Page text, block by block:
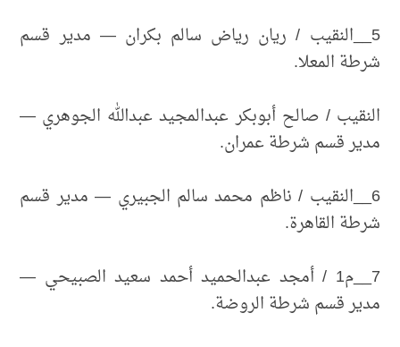
5__النقيب / ريان رياض سالم بكران — مدير قسم
شرطة المعلا.
النقيب / صالح أبوبكر عبدالمجيد عبدالله الجوهري —
مدير قسم شرطة عمران.
6__النقيب / ناظم محمد سالم الجبيري — مدير قسم
شرطة القاهرة.
7__م1 / أمجد عبدالحميد أحمد سعيد الصبيحي —
مدير قسم شرطة الروضة.